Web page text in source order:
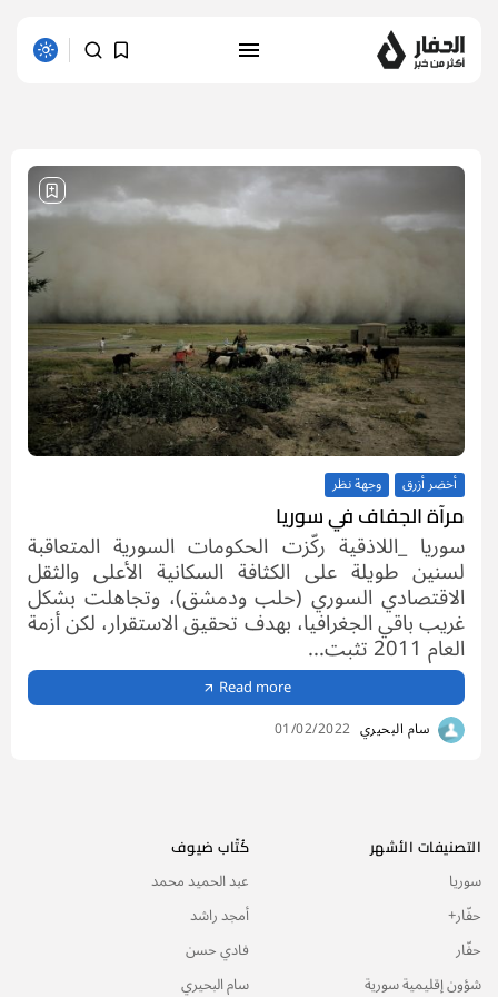
أخضر أزرق وجهة نظر
مرآة الجفاف في سوريا
سوريا _اللاذقية ركّزت الحكومات السورية المتعاقبة
لسنين طويلة على الكثافة السكانية الأعلى والثقل
الاقتصادي السوري (حلب ودمشق)، وتجاهلت بشكل
غريب باقي الجغرافيا، بهدف تحقيق الاستقرار، لكن أزمة
العام 2011 تثبت...
Read more
سام البحيري 01/02/2022
التصنيفات الأشهر
سوريا
حفّار+
حفّار
شؤون إقليمية سورية
كُتّاب ضيوف
عبد الحميد محمد
أمجد راشد
فادي حسن
سام البحيري